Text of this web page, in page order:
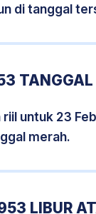
di tanggal
untuk 23
merah.
LIBUR